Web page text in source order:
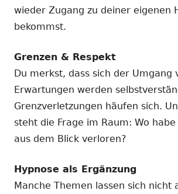
wieder Zugang zu deiner eigenen
bekommst.
Grenzen & Respekt
Du merkst, dass sich der Umgang
Erwartungen werden
Grenzverletzungen häufen sich.
steht die Frage im Raum: Wo
aus dem Blick verloren?
Hypnose als Ergänzung
Manche Themen lassen sich nicht